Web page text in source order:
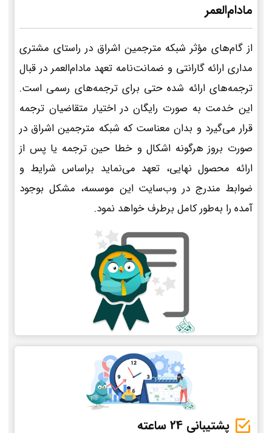
مادام‌العمر
از گام‌های مؤثر شبکه مترجمین اشراق در راستای مشتری
مداری ارائه گارانتی و ضمانت‌نامه تعهد مادام‌العمر در قبال
ترجمه‌های ارائه شده حتی برای ترجمه‌های رسمی است.
این خدمت به صورت رایگان در اختیار متقاضیان ترجمه
قرار می‌گیرد و بدان معناست که شبکه مترجمین اشراق در
صورت بروز هرگونه اشکال و خطا حین ترجمه یا پس از
ارائه محصول نهایی، تعهد می‌نماید براساس شرایط و
ضوابط مندرج در وب‌سایت این موسسه، مشکل بوجود
آمده را به‌طور کامل برطرف خواهد نمود.
پشتیبانی 24 ساعته